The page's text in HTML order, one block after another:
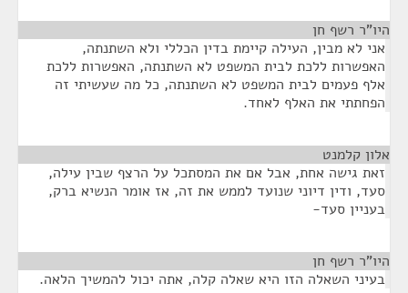
היו"ר רשף חן
אני לא מבין, העילה קיימת בדין הכללי ולא השתנתה,
האפשרות ללכת לבית המשפט לא השתנתה, האפשרות ללכת
אלף פעמים לבית המשפט לא השתנתה, כל מה שעשיתי זה
הפחתתי את האלף לאחד.
אלון קלמנט
זאת גישה אחת, אבל אם את המסתכל על הרצף שבין עילה,
סעד, ודין דיוני שנועד לממש את זה, אז אומר הנשיא ברק,
בעניין סעד-
היו"ר רשף חן
בעיני השאלה הזו היא שאלה קלה, אתה יכול להמשיך הלאה.